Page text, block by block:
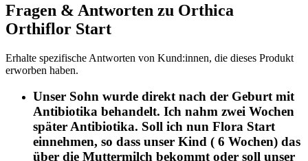
Fragen & Antworten zu Orthica
Orthiflor Start
Erhalte spezifische Antworten von Kund:innen, die dieses Produkt
erworben haben.
Unser Sohn wurde direkt nach der Geburt mit
Antibiotika behandelt. Ich nahm zwei Wochen
später Antibiotika. Soll ich nun Flora Start
einnehmen, so dass unser Kind ( 6 Wochen) das
über die Muttermilch bekommt oder soll unser